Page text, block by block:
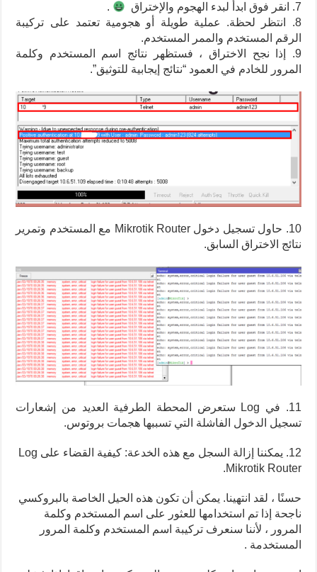
7. انقر فوق ابدأ لبدء الهجوم والإختراق
.
8. انتظر لحظة. عملية طويلة أو هجومية تعتمد على تركيبة
الرقم المستخدم والممر المستخدم.
9. إذا نجح الاختراق ، فستظهر نتائج اسم المستخدم وكلمة
المرور للخادم في العمود “نتائج إيجابية للتوثيق”.
10. حاول تسجيل دخول Mikrotik Router مع المستخدم وتمرير
نتائج الاختراق السابق.
11. في Log ستعرض المحطة الطرفية العديد من إشعارات
تسجيل الدخول الفاشلة التي تسببها هجمات بروتوس.
12. يمكننا إزالة السجل مع هذه الخدعة: كيفية القضاء على Log
Mikrotik Router.
حسنًا ، لقد انتهينا. يمكن أن تكون هذه الحيل الخاصة بالبروكسي
ناجحة إذا تم استخدامها للعثور على اسم المستخدم وكلمة
المرور ، لأننا سنعرف تركيبة اسم المستخدم وكلمة المرور
المستخدمة .